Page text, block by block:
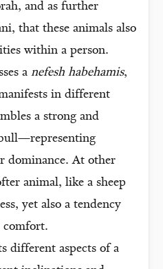
and as further
that these animals also
within a person.
a nefesh habehamis,
in different
a strong and
dominance. At other
animal, like a sheep
yet also a tendency
comfort.
different aspects of a